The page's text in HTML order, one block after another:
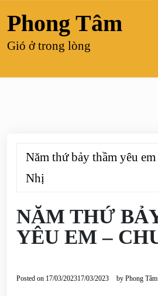
Phong Tâm
Gió ở trong lòng
Năm thứ bảy thầm yêu
Nhị
NĂM THỨ
YÊU EM –
Posted on 17/03/202317/03/2023 by Phong